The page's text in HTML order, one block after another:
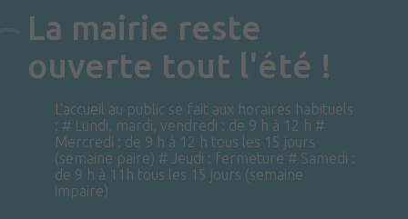
La mairie reste
ouverte tout l'été !
L'accueil au public se fait aux horaires habituels
: # Lundi, mardi, vendredi : de 9 h à 12 h #
Mercredi : de 9 h à 12 h tous les 15 jours
(semaine paire) # Jeudi : fermeture # Samedi :
de 9 h à 11h tous les 15 jours (semaine
impaire)